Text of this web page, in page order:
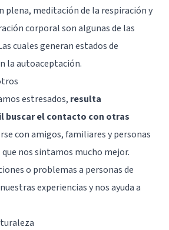
plena, meditación de la respiración y
corporal son algunas de las
cuales generan estados de
la autoaceptación.
estresados, resulta
buscar el contacto con otras
con amigos, familiares y personas
nos sintamos mucho mejor.
o problemas a personas de
experiencias y nos ayuda a